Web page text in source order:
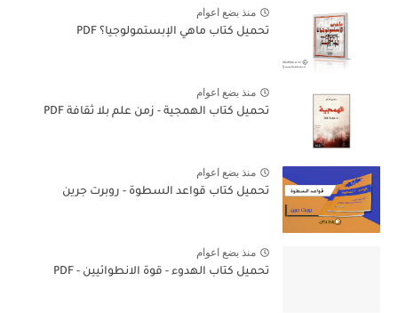
منذ بضع اعوام
تحميل كتاب ماهي الإبستمولوجيا؟ PDF
منذ بضع اعوام
تحميل كتاب الهمجية - زمن علم بلا ثقافة PDF
منذ بضع اعوام
تحميل كتاب قواعد السطوة - روبرت جرين
منذ بضع اعوام
تحميل كتاب الهدوء - قوة الانطوائيين - PDF